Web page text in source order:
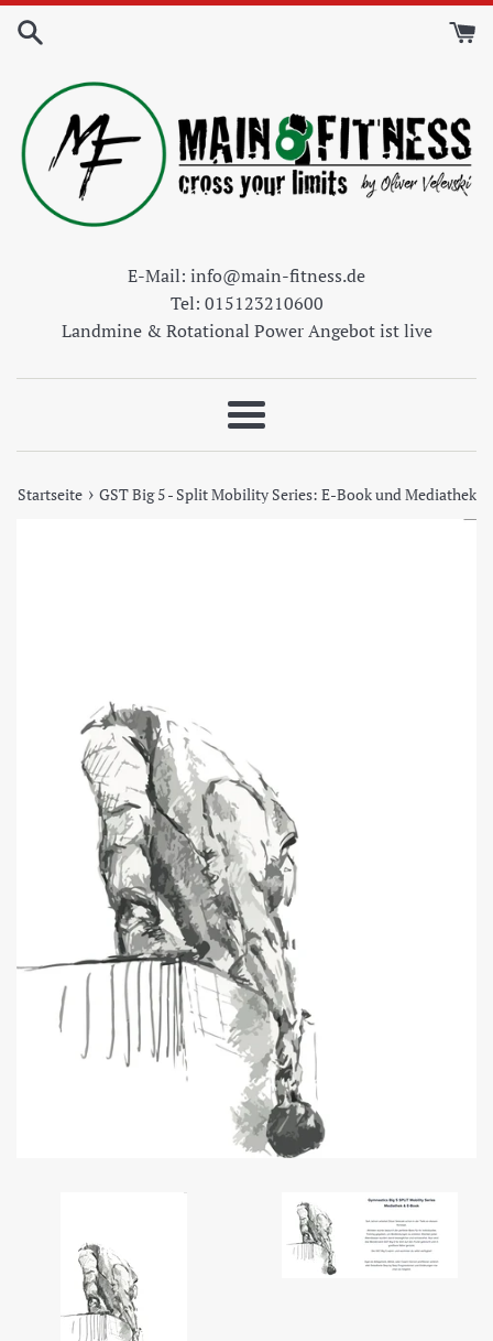
Direkt
zum
E-Mail: info@main-fitness.de
Tel: 015123210600
Landmine & Rotational Power Angebot ist live
Menü
Startseite › GST Big 5 - Split Mobility Series: E-Book und Mediathek